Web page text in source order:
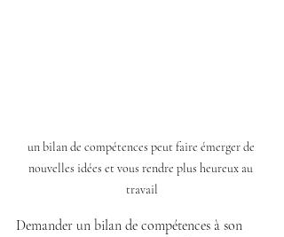
un bilan de compétences peut faire émerger de
nouvelles idées et vous rendre plus heureux au
travail
Demander un bilan de compétences à son